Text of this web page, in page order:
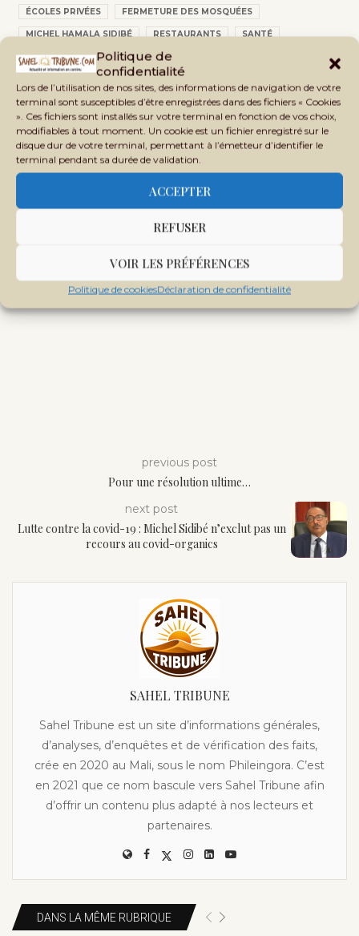
Politique de
confidentialité
Lors de l’utilisation de nos sites, des informations de navigation de votre
terminal sont susceptibles d’être enregistrées dans des fichiers « Cookies
». Ces fichiers sont installés sur votre terminal en fonction de vos choix,
modifiables à tout moment. Un cookie est un fichier enregistré sur le
disque dur de votre terminal, permettant à l’émetteur d’identifier le
terminal pendant sa durée de validation.
ACCEPTER
REFUSER
VOIR LES PRÉFÉRENCES
Politique de cookiesDéclaration de confidentialité
ÉCOLES PRIVÉES FERMETURE DES MOSQUÉES
MICHEL HAMALA SIDIBÉ RESTAURANTS SANTÉ
previous post
Pour une résolution ultime…
next post
Lutte contre la covid-19 : Michel Sidibé n’exclut pas un
recours au covid-organics
SAHEL TRIBUNE
Sahel Tribune est un site d’informations générales,
d’analyses, d’enquêtes et de vérification des faits,
crée en 2020 au Mali, sous le nom Phileingora. C’est
en 2021 que ce nom bascule vers Sahel Tribune afin
d’offrir un contenu plus adapté à nos lecteurs et
partenaires.
DANS LA MÊME RUBRIQUE